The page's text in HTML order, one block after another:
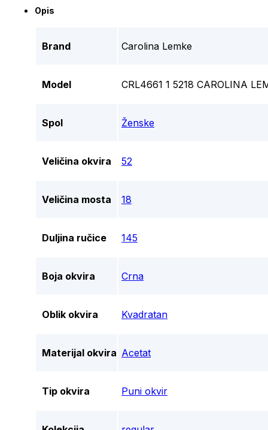
Opis
Brand Carolina Lemke
Model CRL4661 1 5218 CAROLINA
Spol Ženske
Veličina okvira 52
Veličina mosta 18
Duljina ručice 145
Boja okvira Crna
Oblik okvira Kvadratan
Materijal okvira Acetat
Tip okvira Puni okvir